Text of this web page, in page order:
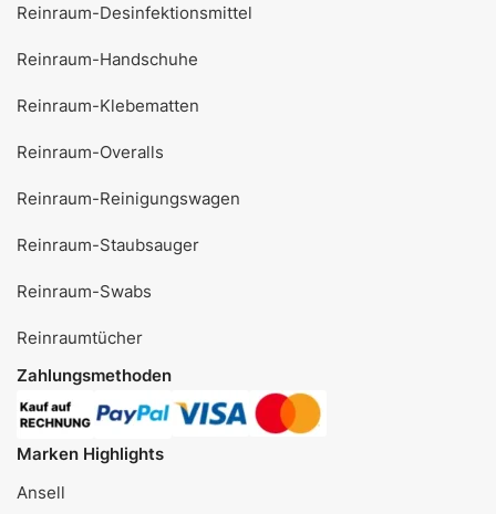
Reinraum-Desinfektionsmittel
Reinraum-Handschuhe
Reinraum-Klebematten
Reinraum-Overalls
Reinraum-Reinigungswagen
Reinraum-Staubsauger
Reinraum-Swabs
Reinraumtücher
Zahlungsmethoden
Marken Highlights
Ansell